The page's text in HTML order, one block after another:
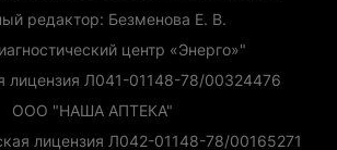
редактор: Безменова Е. В.
центр «Энерго»"
лицензия Л041-01148-78/00324476
ООО "НАША АПТЕКА"
лицензия Л042-01148-78/00165271